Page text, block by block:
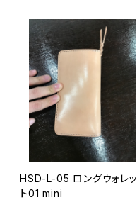
HSD-L-05 ロングウォレッ
ト01 mini